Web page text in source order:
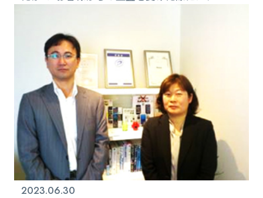
ンプライアンス確立の上でも必要性がありまし
た。そのような時に、本社から独立した子会社と
して、ぬ利彦ITソリューションズが新設されるタ
イミングと重なり、取得が具体的になりました。
元々、ぬ利彦では、個人情報保護に関する体制
作...
2023.06.30